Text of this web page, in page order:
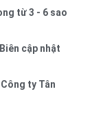
từ 3 - 6 sao
cập nhật
ty Tân